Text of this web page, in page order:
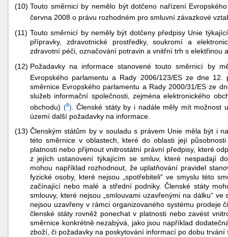
(10) Touto směrnicí by nemělo být dotčeno nařízení
června 2008 o právu rozhodném pro smluvní závazkové
(11) Touto směrnicí by neměly být dotčeny předpisy Unie
přípravky, zdravotnické prostředky, soukromí a
zdravotní péči, označování potravin a vnitřní trh s elektřinou
(12) Požadavky na informace stanovené touto směrnicí by
Evropského parlamentu a Rady 2006/123/ES ze dne
směrnice Evropského parlamentu a Rady 2000/31/ES ze
služeb informační společnosti, zejména elektronického
obchodu) (8) . Členské státy by i nadále měly mít možnost
území další požadavky na informace.
(13) Členským státům by v souladu s právem Unie měla být i
této směrnice v oblastech, které do oblasti její
platnosti nebo přijmout vnitrostátní právní předpisy, které
z jejích ustanovení týkajícím se smluv, které nespadají
mohou například rozhodnout, že uplatňování pravidel
fyzické osoby, které nejsou „spotřebiteli“ ve smyslu této
začínající nebo malé a střední podniky. Členské státy
smlouvy, které nejsou „smlouvami uzavřenými na dálku“
nejsou uzavřeny v rámci organizovaného systému prodeje
členské státy rovněž ponechat v platnosti nebo zavést
směrnice konkrétně nezabývá, jako jsou například
zboží, či požadavky na poskytování informací po dobu trvání
"náhradě
škod"